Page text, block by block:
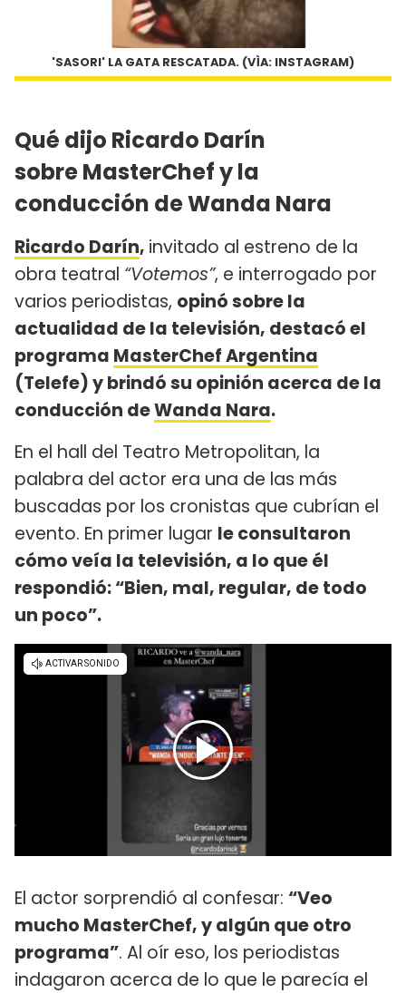
'SASORI' LA GATA RESCATADA. (VÌA: INSTAGRAM)
Qué dijo Ricardo Darín
sobre MasterChef y la
conducción de Wanda Nara
Ricardo Darín, invitado al estreno de la
obra teatral “Votemos”, e interrogado por
varios periodistas, opinó sobre la
actualidad de la televisión, destacó el
programa MasterChef Argentina
(Telefe) y brindó su opinión acerca de la
conducción deWanda Nara.
En el hall del Teatro Metropolitan, la
palabra del actor era una de las más
buscadas por los cronistas que cubrían el
evento. En primer lugar le consultaron
cómo veía la televisión, a lo que él
respondió: “Bien, mal, regular, de todo
un poco”.
El actor sorprendió al confesar: “Veo
mucho MasterChef, y algún que otro
programa”. Al oír eso, los periodistas
indagaron acerca de lo que le parecía el